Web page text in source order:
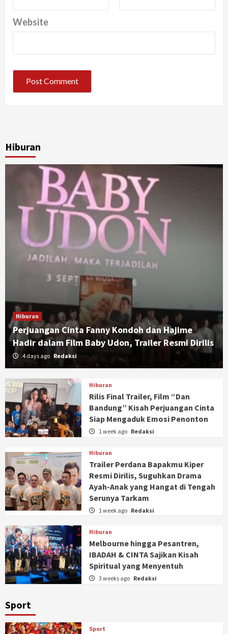
Website
Hiburan
Hiburan
Perjuangan Cinta Fanny Kondoh dan Hajime
Hadir dalam Film Baby Udon, Trailer Resmi Dirilis
4 days ago Redaksi
Hiburan
Rilis Final Trailer, Film “Dan
Bandung” Kisah Perjuangan Cinta
Siap Mengaduk Emosi Penonton
1 week ago Redaksi
Hiburan
Trailer Perdana Bapakmu Kiper
Resmi Dirilis, Suguhkan Drama
Ayah-Anak yang Hangat di Tengah
Serunya Tarkam
1 week ago Redaksi
Hiburan
Melbourne hingga Pesantren,
IBADAH & CINTA Sajikan Kisah
Spiritual yang Menyentuh
3 weeks ago Redaksi
Sport
Sport